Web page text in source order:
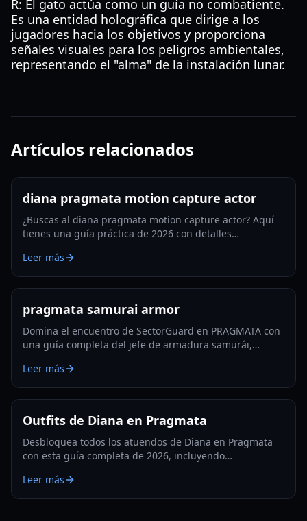
R: El gato actúa como un guía no combatiente.
Es una entidad holográfica que dirige a los
jugadores hacia los objetivos y proporciona
señales visuales para los peligros ambientales,
representando el "alma" de la instalación lunar.
Artículos relacionados
diana pragmata motion capture actor
¿Buscas al diana pragmata motion capture actor? Aquí
tienes una guía práctica de 2026 con detalles
vigilar a continuación.
Leer más
pragmata samurai armor
Domina el encuentro de SectorGuard en PRAGMATA con
una guía completa del jefe de armadura samurái,
tiempo y tácticas de equipo.
Leer más
Outfits de Diana en Pragmata
Desbloquea todos los atuendos de Diana en Pragmata
con esta guía completa de 2026, incluyendo
y requisitos de outfits del postgame.
Leer más